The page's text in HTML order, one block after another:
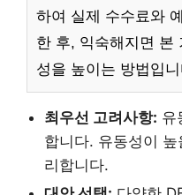
하여 실제 수수료와
한 후, 익숙해지면 본
성을 높이는 방법입
최우선 고려사항: 유
합니다. 유동성이
리합니다.